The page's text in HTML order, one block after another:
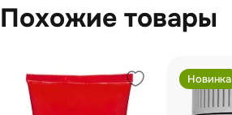
Похожие товары
Новинка